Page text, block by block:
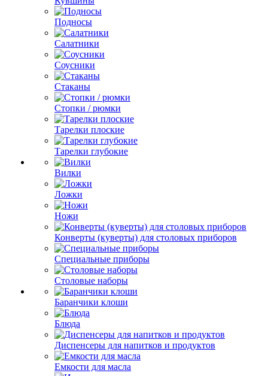
Подносы
Салатники
Соусники
Стаканы
Стопки / рюмки
Тарелки плоские
Тарелки глубокие
Вилки
Ложки
Ножи
Конверты (куверты) для столовых приборов
Специальные приборы
Столовые наборы
Баранчики клоши
Блюда
Диспенсеры для напитков и продуктов
Емкости для масла